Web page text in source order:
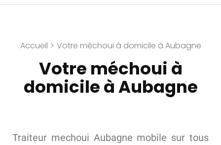
Accueil > Votre méchoui à domicile à Aubagne
Votre méchoui à
domicile à Aubagne
Traiteur mechoui Aubagne mobile sur tous